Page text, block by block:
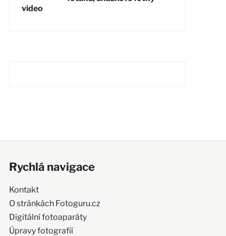
video
Rychlá navigace
Kontakt
O stránkách Fotoguru.cz
Digitální fotoaparáty
Úpravy fotografií